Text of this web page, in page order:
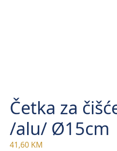
Četka za
/alu/ Ø15cm
41,60 KM